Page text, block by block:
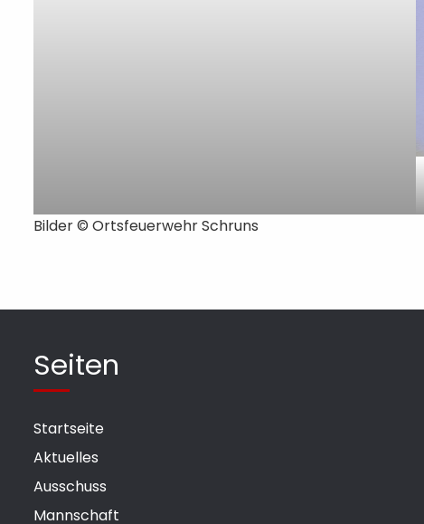
Bilder © Ortsfeuerwehr Schruns
Seiten
Startseite
Aktuelles
Ausschuss
Mannschaft